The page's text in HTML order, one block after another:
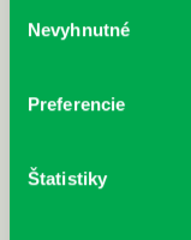
súhlasu
Nevyhnutné
Preferencie
Štatistiky
obdobia